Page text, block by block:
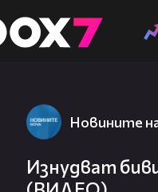
Новините
Изнудват